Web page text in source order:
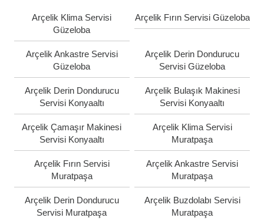
Arçelik Klima Servisi
Güzeloba
Arçelik Fırın Servisi Güzeloba
Arçelik Ankastre Servisi
Güzeloba
Arçelik Derin Dondurucu
Servisi Güzeloba
Arçelik Derin Dondurucu
Servisi Konyaaltı
Arçelik Bulaşık Makinesi
Servisi Konyaaltı
Arçelik Çamaşır Makinesi
Servisi Konyaaltı
Arçelik Klima Servisi
Muratpaşa
Arçelik Fırın Servisi
Muratpaşa
Arçelik Ankastre Servisi
Muratpaşa
Arçelik Derin Dondurucu
Servisi Muratpaşa
Arçelik Buzdolabı Servisi
Muratpaşa